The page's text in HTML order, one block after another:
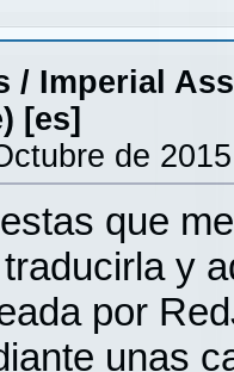
/ Imperial
[es]
de
que
y
por
unas